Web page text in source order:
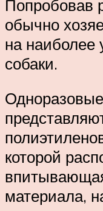
Попробовав
обычно
на наиболее
собаки.
которой
материала,